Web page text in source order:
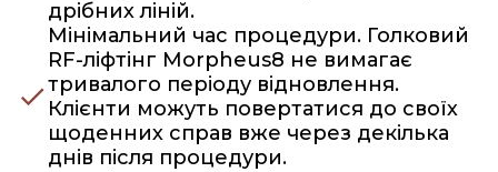
дрібних ліній.
Мінімальний час процедури. Голковий
RF-ліфтінг Morpheus8 не вимагає
тривалого періоду відновлення.
Клієнти можуть повертатися до своїх
щоденних справ вже через декілька
днів після процедури.